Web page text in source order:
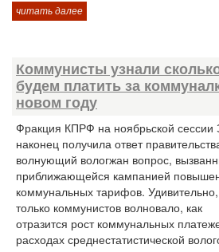
читать далее
Коммунисты узнали
будем платить за
новом году
Фракция КПРФ на ноябрьской
наконец получила ответ
волнующий вологжан вопрос,
приближающейся кампанией
коммунальных тарифов.
только коммунистов волновало, как
отразится рост коммунальных
расходах среднестатистической